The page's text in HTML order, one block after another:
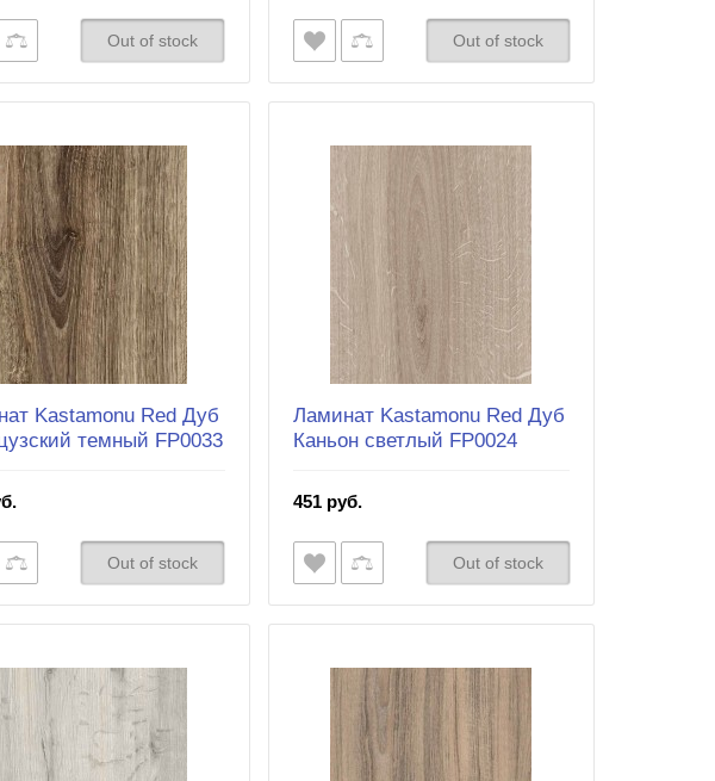
Out of stock Out of stock
Kastamonu Red Дуб
темный FP0033
Out of stock
Ламинат Kastamonu Red Дуб
Каньон светлый FP0024
451 руб.
Out of stock